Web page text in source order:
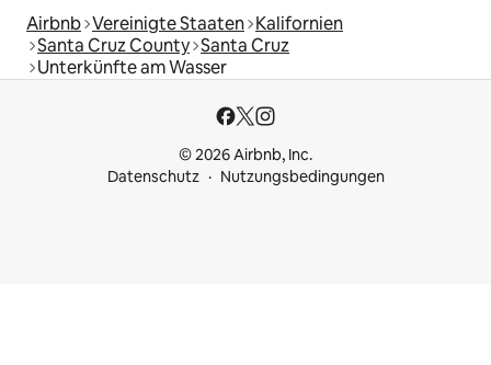
Airbnb Vereinigte Staaten Kalifornien
Santa Cruz County Santa Cruz
Unterkünfte am Wasser
© 2026 Airbnb, Inc.
Datenschutz
Nutzungsbedingungen